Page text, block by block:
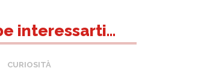
interessarti...
CURIOSITÀ